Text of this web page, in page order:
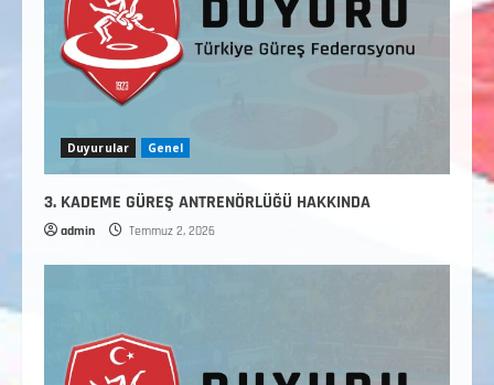
Duyurular Genel
3. KADEME GÜREŞ ANTRENÖRLÜĞÜ HAKKINDA
admin Temmuz 2, 2026